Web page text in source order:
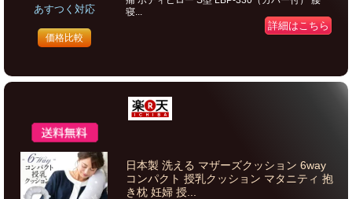
あすつく対応
価格比較
寝...
詳細はこちら
日本製 洗える マザーズクッション 6way
コンパクト 授乳クッション マタニティ 抱
き枕 妊婦 授...